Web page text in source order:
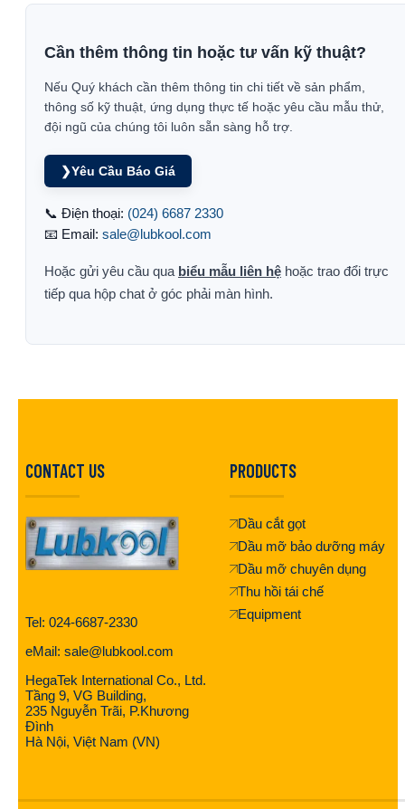
Cần thêm thông tin hoặc tư vấn kỹ thuật?
Nếu Quý khách cần thêm thông tin chi tiết về sản phẩm,
thông số kỹ thuật, ứng dụng thực tế hoặc yêu cầu mẫu thử,
đội ngũ của chúng tôi luôn sẵn sàng hỗ trợ.
❯Yêu Cầu Báo Giá
📞 Điện thoại: (024) 6687 2330
📧 Email: sale@lubkool.com
Hoặc gửi yêu cầu qua biểu mẫu liên hệ hoặc trao đổi trực
tiếp qua hộp chat ở góc phải màn hình.
CONTACT US
Tel: 024-6687-2330
eMail: sale@lubkool.com
HegaTek International Co., Ltd.
Tầng 9, VG Building,
235 Nguyễn Trãi, P.Khương
Đình
Hà Nội, Việt Nam (VN)
PRODUCTS
Dầu cắt gọt
Dầu mỡ bảo dưỡng máy
Dầu mỡ chuyên dụng
Thu hồi tái chế
Equipment